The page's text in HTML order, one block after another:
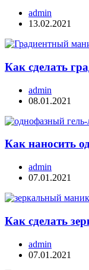
admin
13.02.2021
Как сделать
admin
08.01.2021
Как наносить
admin
07.01.2021
Как сделать
admin
07.01.2021